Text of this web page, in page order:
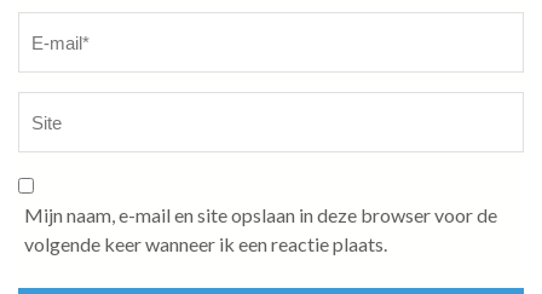
Mijn naam, e-mail en site opslaan in deze browser voor de
volgende keer wanneer ik een reactie plaats.